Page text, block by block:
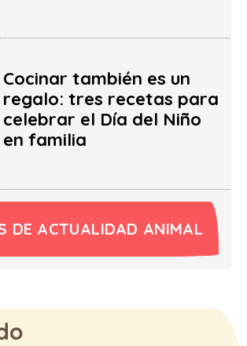
Cocinar también es un
regalo: tres recetas para
celebrar el Día del Niño
en familia
DE ACTUALIDAD ANIMAL